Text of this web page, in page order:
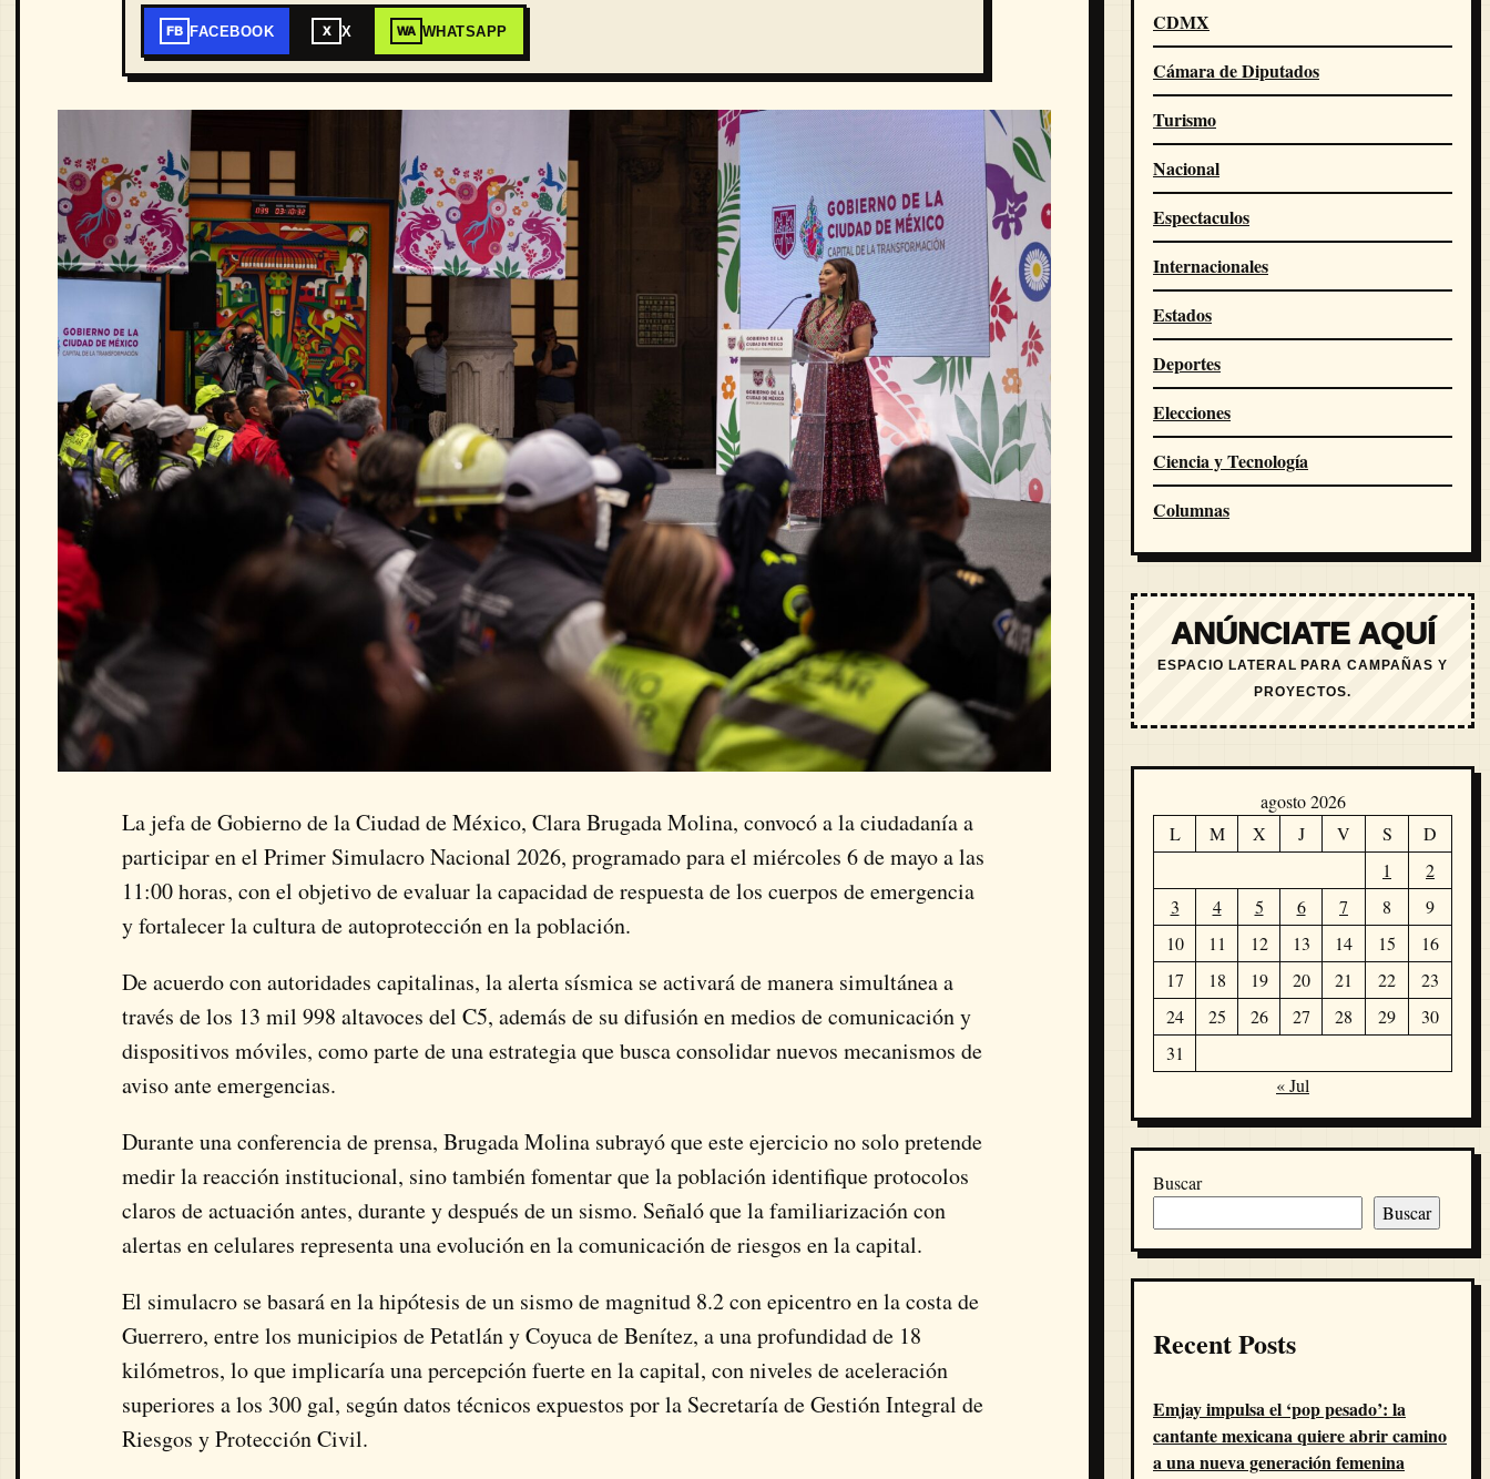
FB FACEBOOK X X WA WHATSAPP
La jefa de Gobierno de laCiudad de México, Clara Brugada Molina, convocó a la ciudadanía a
participar en el Primer Simulacro Nacional 2026, programado para el miércoles 6 de mayo a las
11:00 horas, con el objetivo de evaluar la capacidad de respuesta de los cuerpos de emergencia
y fortalecer la cultura de autoprotección en la población.
De acuerdo con autoridades capitalinas, la alerta sísmica se activará de manera simultánea a
través de los 13 mil 998 altavoces del C5, además de su difusión en medios de comunicación y
dispositivos móviles, como parte de una estrategia que busca consolidar nuevos mecanismos de
aviso ante emergencias.
Durante una conferencia de prensa, Brugada Molina subrayó que este ejercicio no solo pretende
medir la reacción institucional, sino también fomentar que la población identifique protocolos
claros de actuación antes, durante y después de un sismo. Señaló que la familiarización con
alertas en celulares representa una evolución en la comunicación de riesgos en la capital.
El simulacro se basará en la hipótesis de un sismo de magnitud 8.2 con epicentro en la costa de
Guerrero, entre los municipios de Petatlán y Coyuca de Benítez, a una profundidad de 18
kilómetros, lo que implicaría una percepción fuerte en la capital, con niveles de aceleración
superiores a los 300 gal, según datos técnicos expuestos por la Secretaría de Gestión Integral de
Riesgos y Protección Civil.
CDMX
Cámara de Diputados
Turismo
Nacional
Espectaculos
Internacionales
Estados
Deportes
Elecciones
Ciencia y Tecnología
Columnas
ANÚNCIATE AQUÍ
ESPACIO LATERAL PARA CAMPAÑAS Y
PROYECTOS.
agosto 2026
L
M X J V S
D
1
2
3
4 5 6 7 8
9
10
11 12 13 14 15
16
17
18 19 20 21 22
23
24
25 26 27 28 29
30
31
« Jul
Buscar
Buscar
Recent Posts
Emjay impulsa el ‘pop pesado’: la
cantante mexicana quiere abrir camino
a una nueva generación femenina